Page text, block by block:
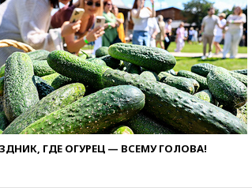
ГДЕ ОГУРЕЦ — ВСЕМУ ГОЛОВА!